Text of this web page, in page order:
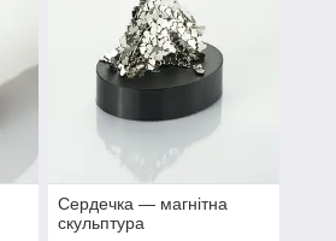
Сердечка — магнітна
скульптура